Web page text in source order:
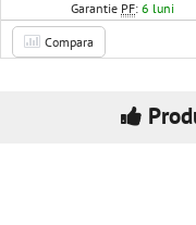
Garantie PF:6 luni
Compara